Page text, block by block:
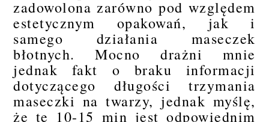
zadowolona zarówno pod względem
estetycznym opakowań, jak i
samego działania maseczek
błotnych. Mocno drażni mnie
jednak fakt o braku informacji
dotyczącego długości trzymania
maseczki na twarzy, jednak myślę,
że te 10-15 min jest odpowiednim